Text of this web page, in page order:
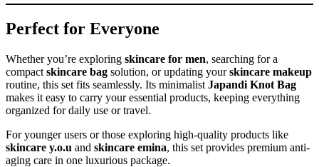
Perfect for Everyone
Whether you’re exploring skincare for men, searching for a
compact skincare bag solution, or updating yourskincare makeup
routine, this set fits seamlessly. Its minimalist Japandi Knot Bag
makes it easy to carry your essential products, keeping everything
organized for daily use or travel.
For younger users or those exploring high-quality products like
skincare y.o.u and skincare emina, this set provides premium anti-
aging care in one luxurious package.